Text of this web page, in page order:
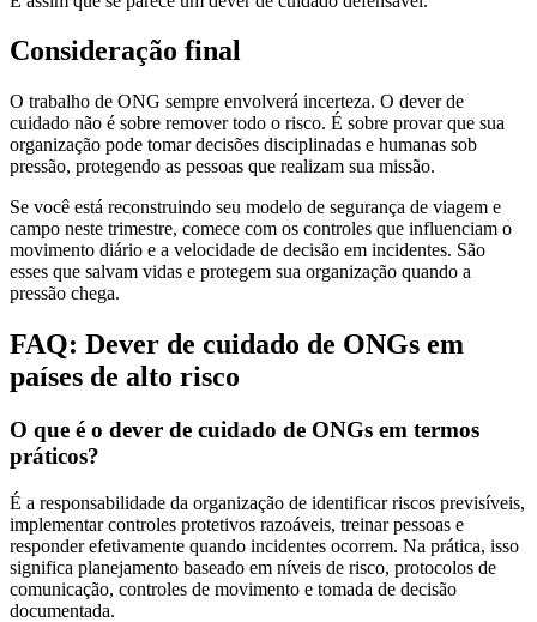
Consideração final
O trabalho de ONG sempre envolverá incerteza. O dever de
cuidado não é sobre remover todo o risco. É sobre provar que sua
organização pode tomar decisões disciplinadas e humanas sob
pressão, protegendo as pessoas que realizam sua missão.
Se você está reconstruindo seu modelo de segurança de viagem e
campo neste trimestre, comece com os controles que influenciam o
movimento diário e a velocidade de decisão em incidentes. São
esses que salvam vidas e protegem sua organização quando a
pressão chega.
FAQ: Dever de cuidado de ONGs em
países de alto risco
O que é o dever de cuidado de ONGs em termos
práticos?
É a responsabilidade da organização de identificar riscos previsíveis,
implementar controles protetivos razoáveis, treinar pessoas e
responder efetivamente quando incidentes ocorrem. Na prática, isso
significa planejamento baseado em níveis de risco, protocolos de
comunicação, controles de movimento e tomada de decisão
documentada.